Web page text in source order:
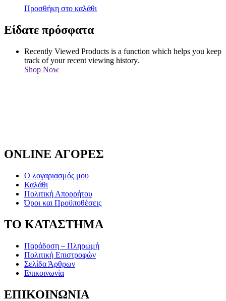
Προσθήκη στο καλάθι
Είδατε πρόσφατα
Recently Viewed Products is a function which helps you keep
track of your recent viewing history.
Shop Now
ONLINE ΑΓΟΡΕΣ
Ο λογαριασμός μου
Καλάθι
Πολιτική Απορρήτου
Όροι και Προϋποθέσεις
ΤΟ ΚΑΤΑΣΤΗΜΑ
Παράδοση – Πληρωμή
Πολιτική Επιστροφών
Σελίδα Άρθρων
Επικοινωνία
ΕΠΙΚΟΙΝΩΝΙΑ